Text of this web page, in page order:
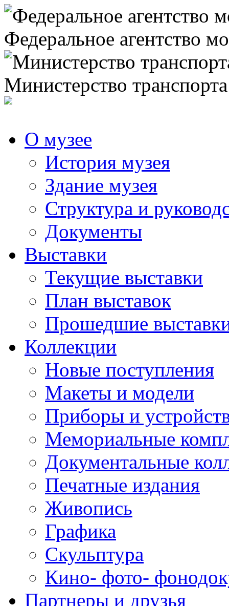
Федеральное агентство
Министерство
О музее
История музея
Здание музея
Структура и
Документы
Выставки
Текущие выставки
План выставок
Прошедшие
Коллекции
Новые поступления
Макеты и модели
Приборы и
Мемориальные
Документальные
Печатные издания
Живопись
Графика
Скульптура
Кино- фото-
Партнеры и друзья